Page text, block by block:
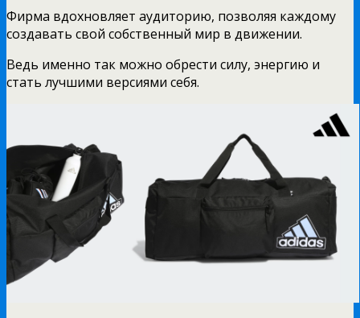
Фирма вдохновляет аудиторию, позволяя каждому
создавать свой собственный мир в движении.
Ведь именно так можно обрести силу, энергию и
стать лучшими версиями себя.